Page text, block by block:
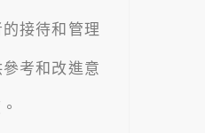
接待和管理
考和改進意